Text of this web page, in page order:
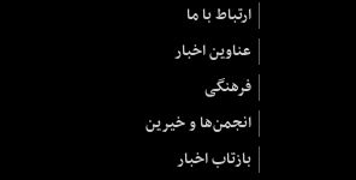
ارتباط با ما
عناوین اخبار
فرهنگی
انجمن‌ها و خیرین
بازتاب اخبار